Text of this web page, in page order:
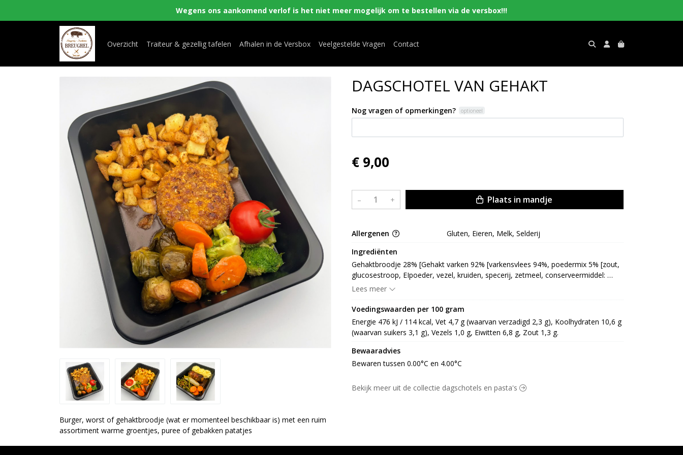
Wegens ons aankomend verlof is het niet meer mogelijk om te bestellen via de versbox!!!
Overzicht Traiteur & gezellig tafelen Afhalen in de Versbox Veelgestelde Vragen Contact
Burger, worst of gehaktbroodje (wat er momenteel beschikbaar is) met een ruim
assortiment warme groentjes, puree of gebakken patatjes
DAGSCHOTEL VAN GEHAKT
Nog vragen of opmerkingen? optioneel
€ 9,00
– + Plaats in mandje
Allergenen
Gluten, Eieren, Melk, Selderij
Ingrediënten
Gehaktbroodje 28% [Gehakt varken 92% [varkensvlees 94%, poedermix 5% [zout,
glucosestroop, EIpoeder, vezel, kruiden, specerij, zetmeel, conserveermiddel:
E262, dextrose, aroma, zuurteregelaar: E331, antioxidant: E301]], kruidenmix 7%
meelverbeteraar: E300), ui, paprika, dextrose, zout, wortel, peterselie,
smaakversterker: E621, kruiden, specerij, specerijextract (SELDERIJ)] (GLUTEN)],
.Puree 21% [puree 95% [aardappel, boterconcentraat (MELK), MELKpoeder, zout,
nootmuskaat, witte peper, emulgator: E471, stabilisator: E450] (LACTOSE), boter
3% [plantaardige olie (palm, raapzaad), water, zout, emulgator: E322 soja,
emulgator: E471, weipoeder (MELK) (LACTOSE), voedingszuur: E330, aroma,
runderbouillon (rundbouillonconcentraat, glucosestroop, zout, gistextract, suiker,
water, maltodextrine, zout, zonnebloemolie, glucose, kruiden en specerijextract),
Lees meer
Voedingswaarden per 100 gram
Energie 476 kJ / 114 kcal, Vet 4,7 g (waarvan verzadigd 2,3 g), Koolhydraten 10,6 g
(waarvan suikers 3,1 g), Vezels 1,0 g, Eiwitten 6,8 g, Zout 1,3 g.
Bewaaradvies
Bewaren tussen 0.00°C en 4.00°C
Bekijk meer uit de collectie dagschotels en pasta's